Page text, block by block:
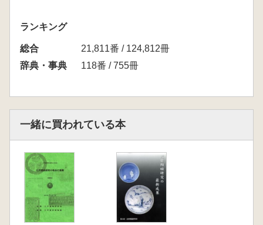
ランキング
総合
21,811番 / 124,812冊
辞典・事典
118番 / 755冊
一緒に買われている本